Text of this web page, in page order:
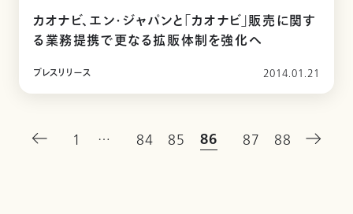
カオナビ、エン・ジャパンと「カオナビ」販売に関す
る業務提携で更なる拡販体制を強化へ
プレスリリース 2014.01.21
1 … 84 85 86 87 88